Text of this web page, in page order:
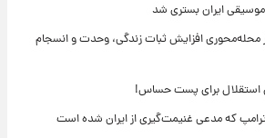
ایران بستری شد
محله‌محوری افزایش ثبات زندگی، وحدت و انسجام
استقلال برای پست حساس!
که مدعی غنیمت‌گیری از ایران شده است